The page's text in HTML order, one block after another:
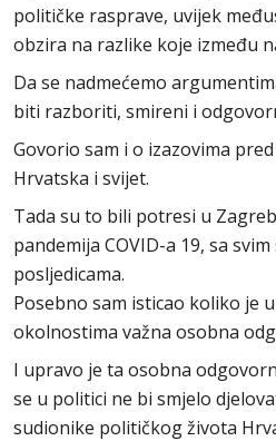
političke rasprave, uvijek
obzira na razlike koje između
Da se nadmećemo
biti razboriti, smireni i
Govorio sam i o izazovima
Hrvatska i svijet.
Tada su to bili potresi u
pandemija COVID-a 19, sa
posljedicama.
Posebno sam isticao koliko je
okolnostima važna osobna
I upravo je ta osobna
se u politici ne bi smjelo
sudionike političkog života